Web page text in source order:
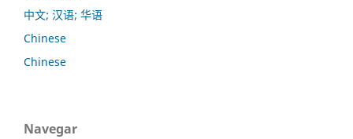
中文; 汉语; 华语
Chinese
Chinese
Navegar